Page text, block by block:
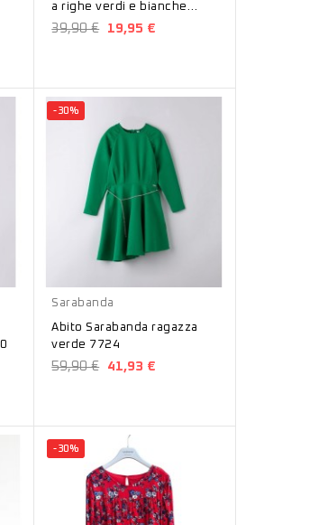
a righe verdi e bianche
D421300
39,90 € 19,95 €
-30%
Sarabanda
Abito Sarabanda ragazza
verde 7724
59,90 € 41,93 €
-30%